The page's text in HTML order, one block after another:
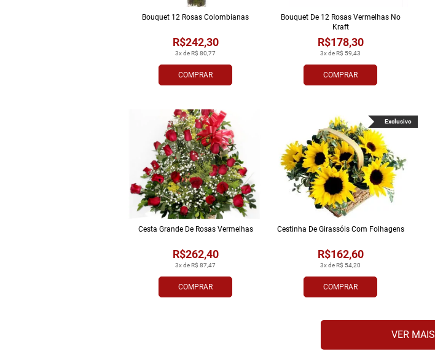
COMPRAR
3x de R$ 80,77
R$242,30
Bouquet 12 Rosas Colombianas
COMPRAR
3x de R$ 59,43
R$178,30
Bouquet De 12 Rosas Vermelhas No
Kraft
COMPRAR
3x de R$ 87,47
R$262,40
Cesta Grande De Rosas Vermelhas
COMPRAR
3x de R$ 54,20
R$162,60
Cestinha De Girassóis Com Folhagens
Exclusivo
VER MAIS